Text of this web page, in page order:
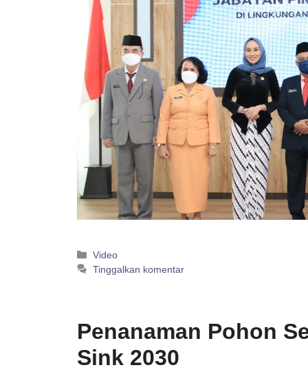
Kategori
Video
Tinggalkan komentar
Penanaman Pohon
Sink 2030